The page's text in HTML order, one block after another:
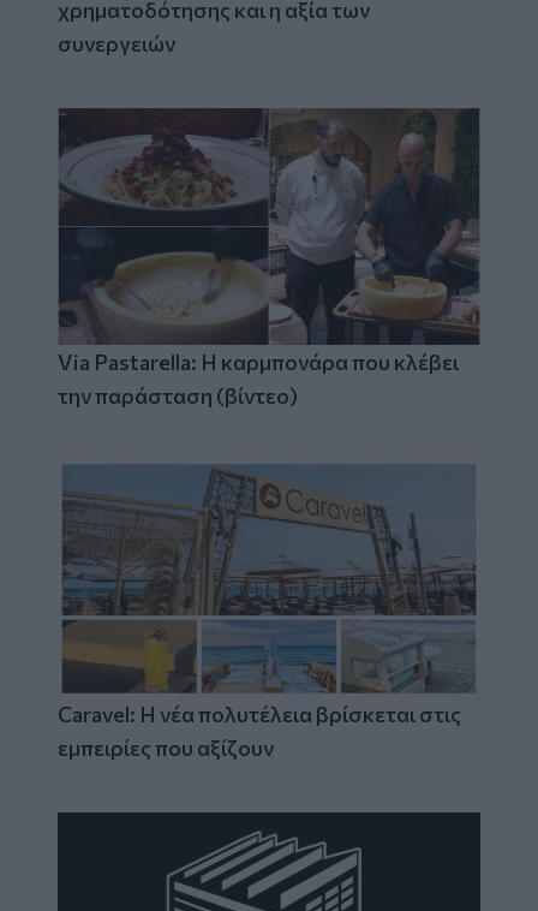
χρηματοδότησης και η αξία των
συνεργειών
Via Pastarella: Η καρμπονάρα που κλέβει
την παράσταση (βίντεο)
Caravel: Η νέα πολυτέλεια βρίσκεται στις
εμπειρίες που αξίζουν